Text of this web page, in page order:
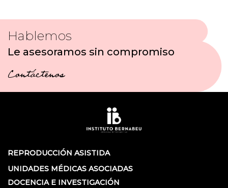
Hablemos
Le asesoramos sin compromiso
Contáctenos
REPRODUCCIÓN ASISTIDA
UNIDADES MÉDICAS ASOCIADAS
DOCENCIA E INVESTIGACIÓN